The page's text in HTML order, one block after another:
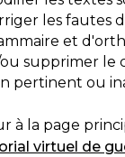
les fautes
et
supprimer le
pertinent ou
à la page
virtuel de